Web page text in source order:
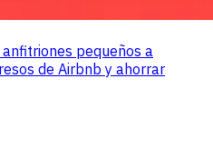
pequeños a
de Airbnb y ahorrar